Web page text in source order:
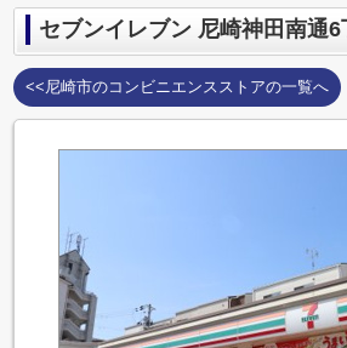
セブンイレブン 尼崎神田南通6
<<尼崎市のコンビニエンスストアの一覧へ